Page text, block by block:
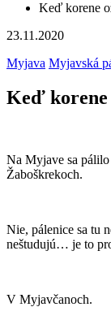
Keď korene
23.11.2020
Myjava Myjavská
Keď
Na Myjave sa
Žaboškrekoch.
Nie, pálenice sa tu
neštudujú… je to
V Myjavčanoch.